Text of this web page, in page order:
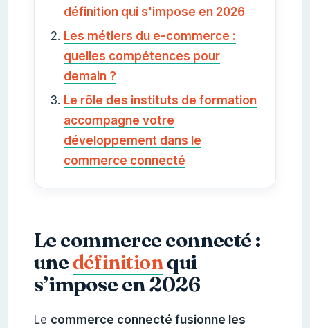
définition qui s'impose en 2026
Les métiers du e-commerce :
quelles compétences pour
demain ?
Le rôle des instituts de formation
accompagne votre
développement dans le
commerce connecté
Le commerce connecté :
unedéfinitionqui
s’impose en 2026
Le commerce connecté fusionne les